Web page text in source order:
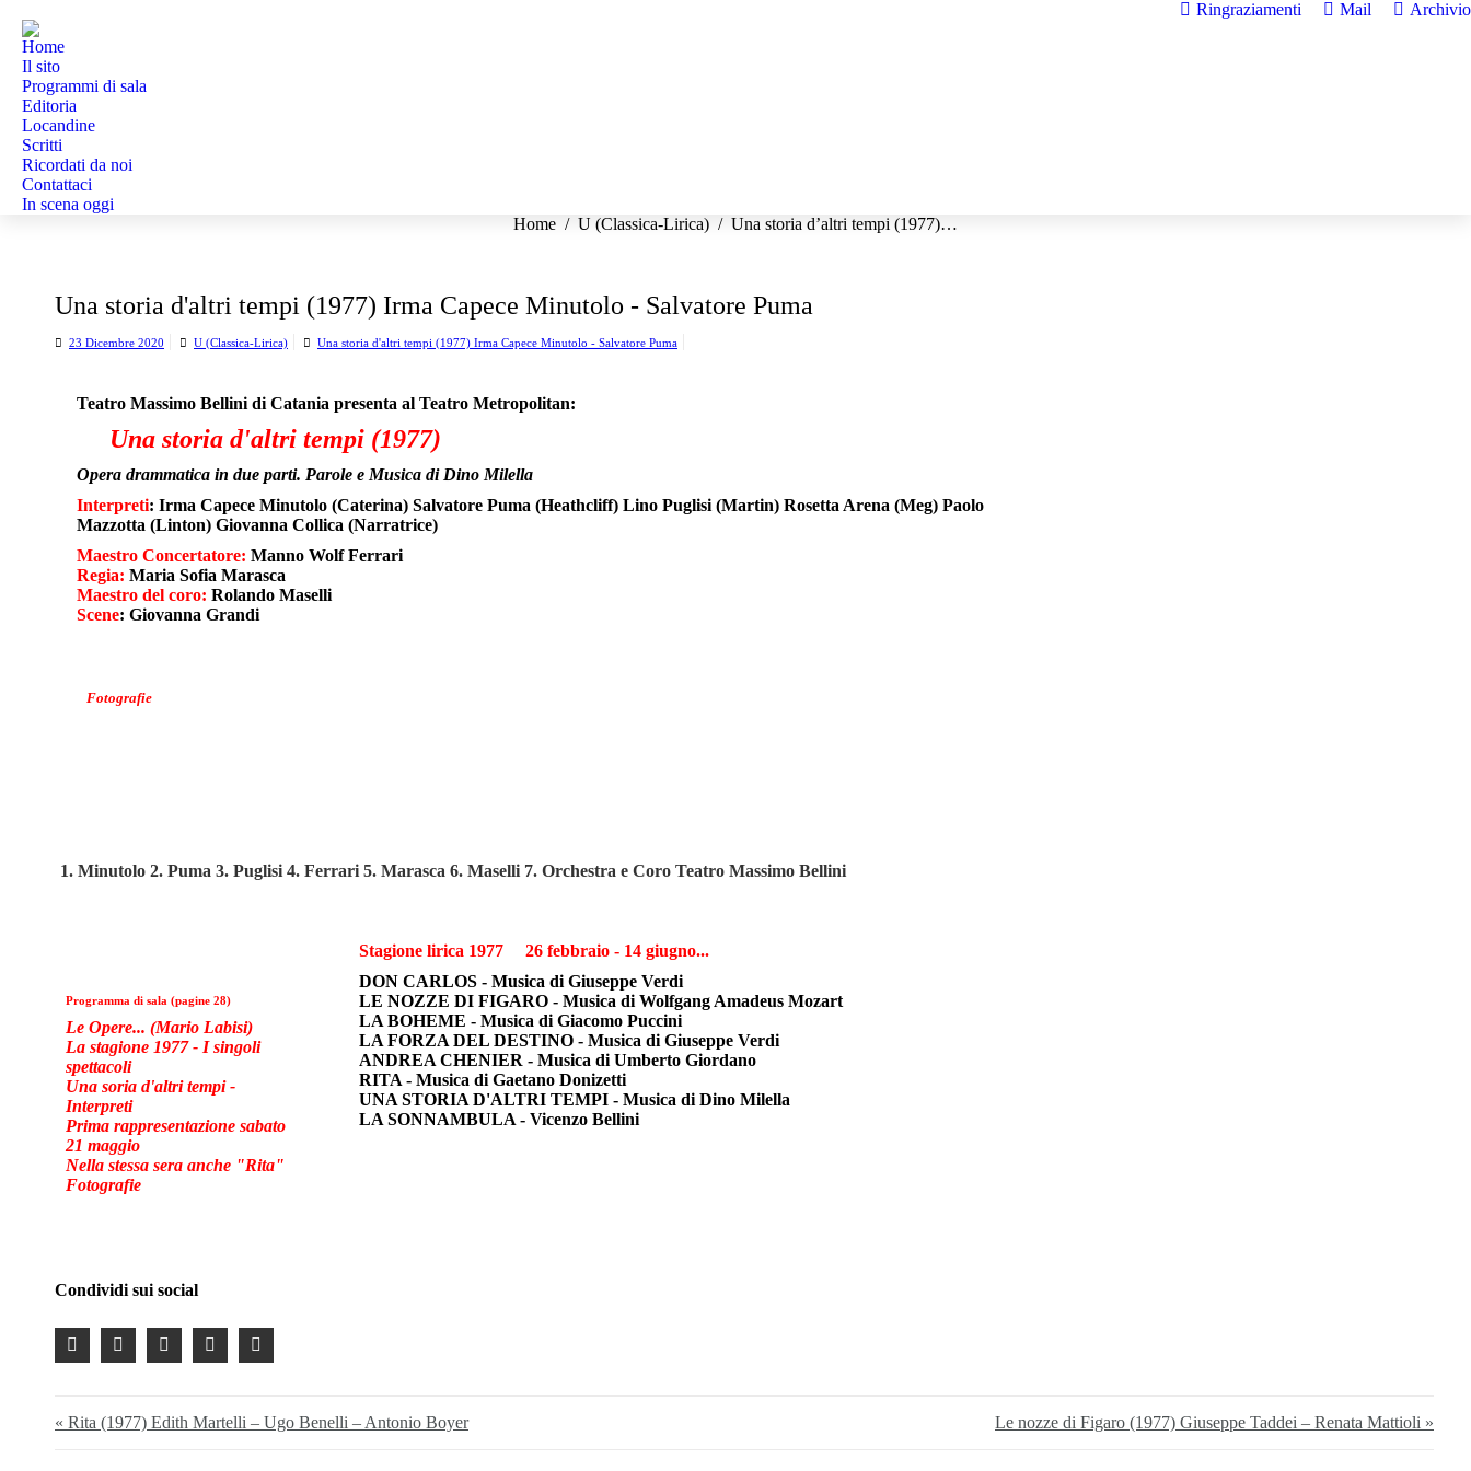
Ringraziamenti Mail
Archivio
Home
Il sito
Programmi di sala
Editoria
Locandine
Scritti
Ricordati da noi
Contattaci
In scena oggi
Tu sei qui:
Home U (Classica-Lirica) Una storia d’altri tempi (1977)…
Una storia d'altri tempi (1977) Irma Capece Minutolo - Salvatore Puma
23 Dicembre 2020 U (Classica-Lirica) Una storia d'altri tempi (1977) Irma Capece Minutolo - Salvatore Puma
Teatro Massimo Bellini di Catania presenta al Teatro Metropolitan:
Una storia d'altri tempi (1977)
Opera drammatica in due parti. Parole e Musica di Dino Milella
Interpreti: Irma Capece Minutolo (Caterina) Salvatore Puma (Heathcliff) Lino Puglisi (Martin) Rosetta Arena (Meg) Paolo
Mazzotta (Linton) Giovanna Collica (Narratrice)
Maestro Concertatore: Manno Wolf Ferrari
Regia: Maria Sofia Marasca
Maestro del coro: Rolando Maselli
Scene: Giovanna Grandi
Fotografie
1. Minutolo 2. Puma 3. Puglisi 4. Ferrari 5. Marasca 6. Maselli 7. Orchestra e Coro Teatro Massimo Bellini
Programma di sala (pagine 28)
Le Opere... (Mario Labisi)
La stagione 1977 - I singoli
spettacoli
Una soria d'altri tempi -
Interpreti
Prima rappresentazione sabato
21 maggio
Nella stessa sera anche "Rita"
Fotografie
Stagione lirica 1977 26 febbraio - 14 giugno...
DON CARLOS - Musica di Giuseppe Verdi
LE NOZZE DI FIGARO - Musica di Wolfgang Amadeus Mozart
LA BOHEME - Musica di Giacomo Puccini
LA FORZA DEL DESTINO - Musica di Giuseppe Verdi
ANDREA CHENIER - Musica di Umberto Giordano
RITA - Musica di Gaetano Donizetti
UNA STORIA D'ALTRI TEMPI - Musica di Dino Milella
LA SONNAMBULA - Vicenzo Bellini
Condividi sui social
« Rita (1977) Edith Martelli – Ugo Benelli – Antonio Boyer Le nozze di Figaro (1977) Giuseppe Taddei – Renata Mattioli »